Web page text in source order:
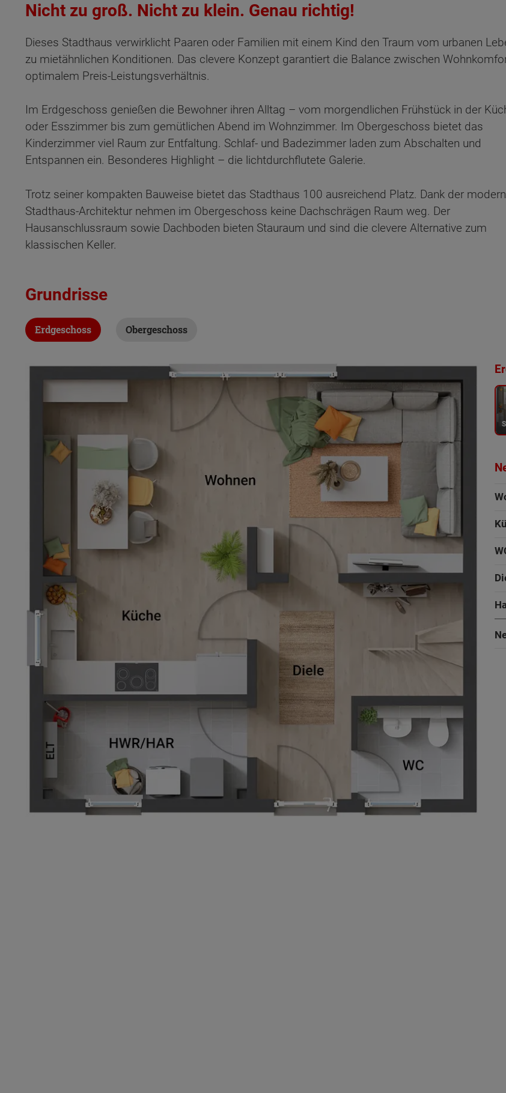
Nicht zu groß. Nicht zu klein. Genau richtig!
Dieses Stadthaus verwirklicht Paaren oder Familien mit einem Kind den Traum vom urbanen
zu mietähnlichen Konditionen. Das clevere Konzept garantiert die Balance zwischen
optimalem Preis-Leistungsverhältnis.
Im Erdgeschoss genießen die Bewohner ihren Alltag – vom morgendlichen Frühstück in der
oder Esszimmer bis zum gemütlichen Abend im Wohnzimmer. Im Obergeschoss bietet das
Kinderzimmer viel Raum zur Entfaltung. Schlaf- und Badezimmer laden zum Abschalten und
Entspannen ein. Besonderes Highlight – die lichtdurchflutete Galerie.
Trotz seiner kompakten Bauweise bietet das Stadthaus 100 ausreichend Platz. Dank der
Stadthaus-Architektur nehmen im Obergeschoss keine Dachschrägen Raum weg. Der
Hausanschlussraum sowie Dachboden bieten Stauraum und sind die clevere Alternative zum
klassischen Keller.
Basisinformation
Netto-Raumfläche nach DIN 277 103 - 106 m²
Etagen 2
Grundrisse
Erdgeschoss Obergeschoss